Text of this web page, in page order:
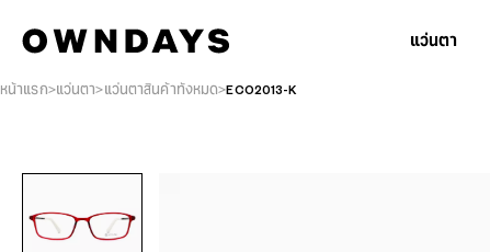
แว่นตา
หน้าแรก แว่นตา แว่นตาสินค้าทั้งหมด ECO2013-K